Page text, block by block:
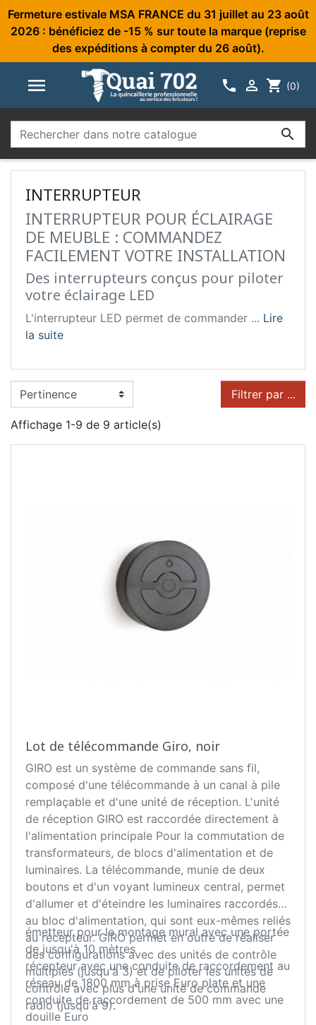
Fermeture estivale MSA FRANCE du 31 juillet au 23 août
2026 : bénéficiez de -15 % sur toute la marque (reprise
des expéditions à compter du 26 août).
   shopping_cart (0)

INTERRUPTEUR
INTERRUPTEUR POUR ÉCLAIRAGE
DE MEUBLE : COMMANDEZ
FACILEMENT VOTRE INSTALLATION
Des interrupteurs conçus pour piloter
votre éclairage LED
L'interrupteur LED permet de commander ... Lire
la suite
Filtrer par ...
Affichage 1-9 de 9 article(s)
Lot de télécommande Giro, noir
GIRO est un système de commande sans fil,
composé d'une télécommande à un canal à pile
remplaçable et d'une unité de réception. L'unité
de réception GIRO est raccordée directement à
l'alimentation principale Pour la commutation de
transformateurs, de blocs d'alimentation et de
luminaires. La télécommande, munie de deux
boutons et d'un voyant lumineux central, permet
d'allumer et d'éteindre les luminaires raccordés
au bloc d'alimentation, qui sont eux-mêmes reliés
au récepteur. GIRO permet en outre de réaliser
des configurations avec des unités de contrôle
multiples (jusqu'à 3) et de piloter les unités de
contrôle avec plus d'une unité de commande
radio (jusqu'à 9).
émetteur pour le montage mural avec une portée
de jusqu'à 10 mètres
récepteur avec une conduite de raccordement au
réseau de 1800 mm à prise Euro plate et une
conduite de raccordement de 500 mm avec une
douille Euro